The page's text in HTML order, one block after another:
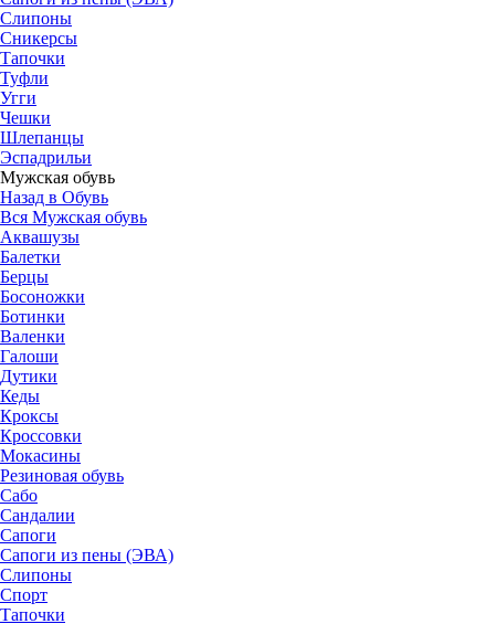
Слипоны
Сникерсы
Тапочки
Туфли
Угги
Чешки
Шлепанцы
Эспадрильи
Мужская обувь
Назад в Обувь
Вся Мужская обувь
Аквашузы
Балетки
Берцы
Босоножки
Ботинки
Валенки
Галоши
Дутики
Кеды
Кроксы
Кроссовки
Мокасины
Резиновая обувь
Сабо
Сандалии
Сапоги
Сапоги из пены (ЭВА)
Слипоны
Спорт
Тапочки